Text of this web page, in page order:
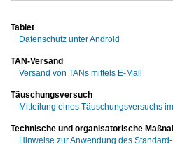
Tablet
Datenschutz unter Android
TAN-Versand
Versand von TANs mittels E-Mail
Täuschungsversuch
Mitteilung eines Täuschungsversuchs
Technische und organisatorische
Hinweise zur Anwendung des